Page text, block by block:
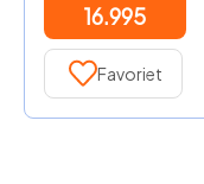
16.995
Favoriet